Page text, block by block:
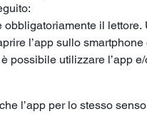
il
l’app sullo
possibile utilizzare l’app
l’app per lo stesso